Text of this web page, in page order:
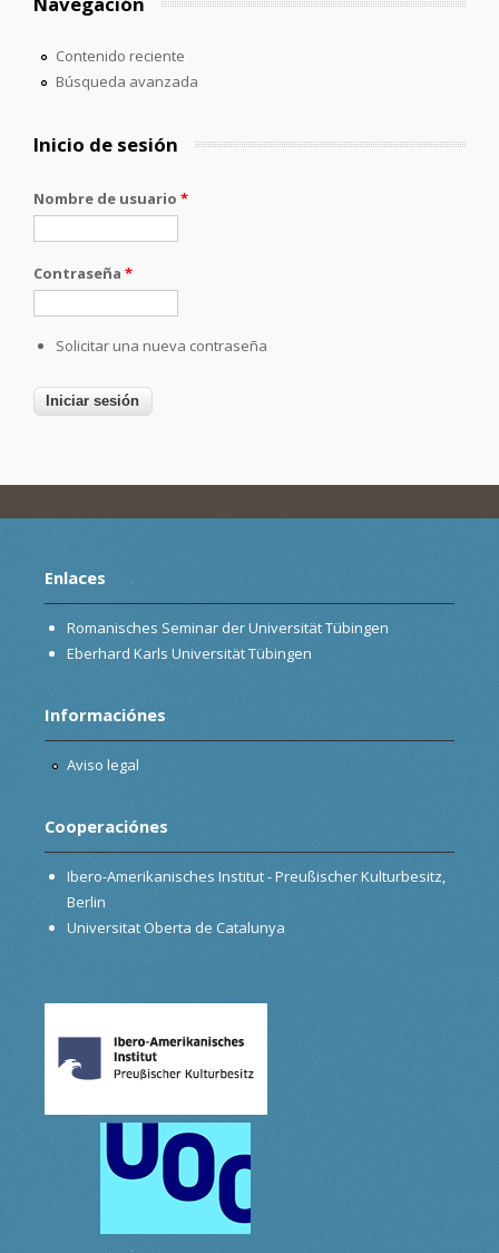
Contenido reciente
Búsqueda avanzada
Inicio de sesión
Nombre de usuario *
Contraseña *
Solicitar una nueva contraseña
Enlaces
Romanisches Seminar der Universität Tübingen
Eberhard Karls Universität Tübingen
Informaciónes
Aviso legal
Cooperaciónes
Ibero-Amerikanisches Institut - Preußischer Kulturbesitz,
Berlin
Universitat Oberta de Catalunya